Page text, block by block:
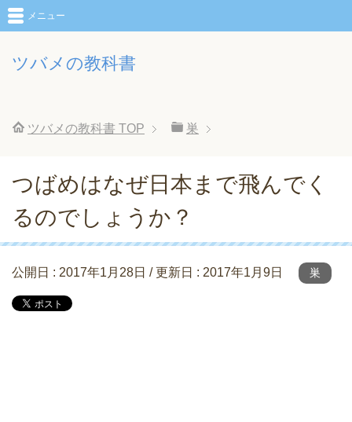
ツバメの教科書
メニュー
ツバメの教科書 TOP 巣
つばめはなぜ日本まで飛んでく
るのでしょうか？
公開日 : 2017年1月28日 / 更新日 : 2017年1月9日 巣